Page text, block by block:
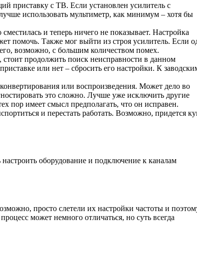
приставку с ТВ. Если установлен усилитель с
использовать мультиметр, как минимум – хотя бы
и теперь ничего не показывает. Настройка
помочь. Также мог выйти из строя усилитель. Если
возможно, с большим количеством помех.
продолжить поиск неисправности в данном
или нет – сбросить его настройки. К
или воспроизведения. Может дело во
это сложно. Лучше уже исключить другие
пор имеет смысл предполагать, что он исправен.
и перестать работать. Возможно, придется
оборудование и подключение к каналам
просто слетели их настройки частоты и
может немного отличаться, но суть всегда